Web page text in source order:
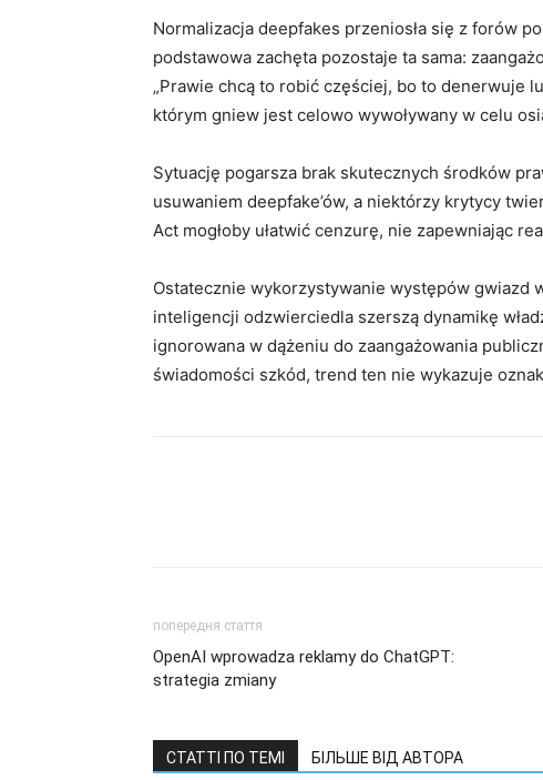
Normalizacja deepfakes przeniosła się z forów
podstawowa zachęta pozostaje ta sama:
„Prawie chcą to robić częściej, bo to denerwuje
którym gniew jest celowo wywoływany w celu
Sytuację pogarsza brak skutecznych środków
usuwaniem deepfake’ów, a niektórzy krytycy
Act mogłoby ułatwić cenzurę, nie zapewniając
Ostatecznie wykorzystywanie występów gwiazd
inteligencji odzwierciedla szerszą dynamikę
ignorowana w dążeniu do zaangażowania
świadomości szkód, trend ten nie wykazuje
попередня стаття
OpenAI wprowadza reklamy do ChatGPT:
strategia zmiany
СТАТТІ ПО ТЕМІ БІЛЬШЕ ВІД АВТОРА